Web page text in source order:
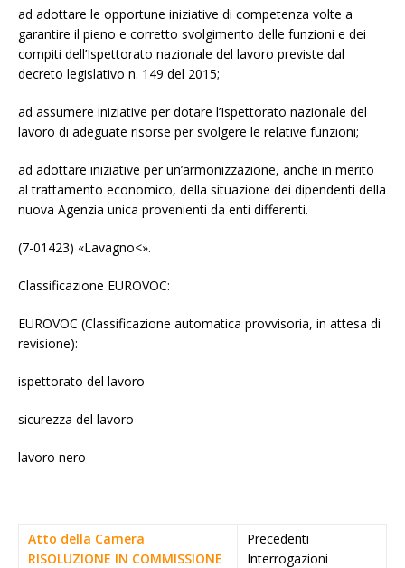
ad adottare le opportune iniziative di competenza volte a
garantire il pieno e corretto svolgimento delle funzioni e dei
compiti dell’Ispettorato nazionale del lavoro previste dal
decreto legislativo n. 149 del 2015;
ad assumere iniziative per dotare l’Ispettorato nazionale del
lavoro di adeguate risorse per svolgere le relative funzioni;
ad adottare iniziative per un’armonizzazione, anche in merito
al trattamento economico, della situazione dei dipendenti della
nuova Agenzia unica provenienti da enti differenti.
(7-01423) «Lavagno<».
Classificazione EUROVOC:
EUROVOC (Classificazione automatica provvisoria, in attesa di
revisione):
ispettorato del lavoro
sicurezza del lavoro
lavoro nero
Atto della Camera
RISOLUZIONE IN COMMISSIONE
Precedenti
Interrogazioni